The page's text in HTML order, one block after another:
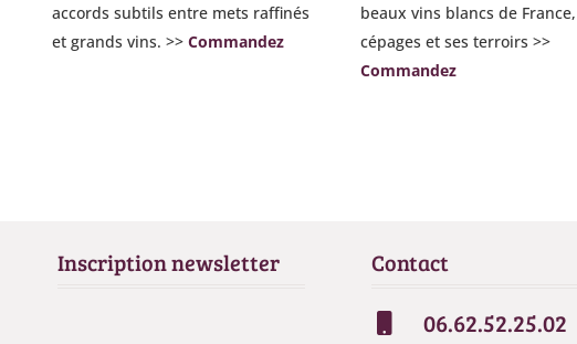
accords subtils entre mets raffinés
et grands vins. >>Commandez
beaux vins blancs de
cépages et ses terroirs >>
Commandez
Inscription newsletter Contact
06.62.52.25.02